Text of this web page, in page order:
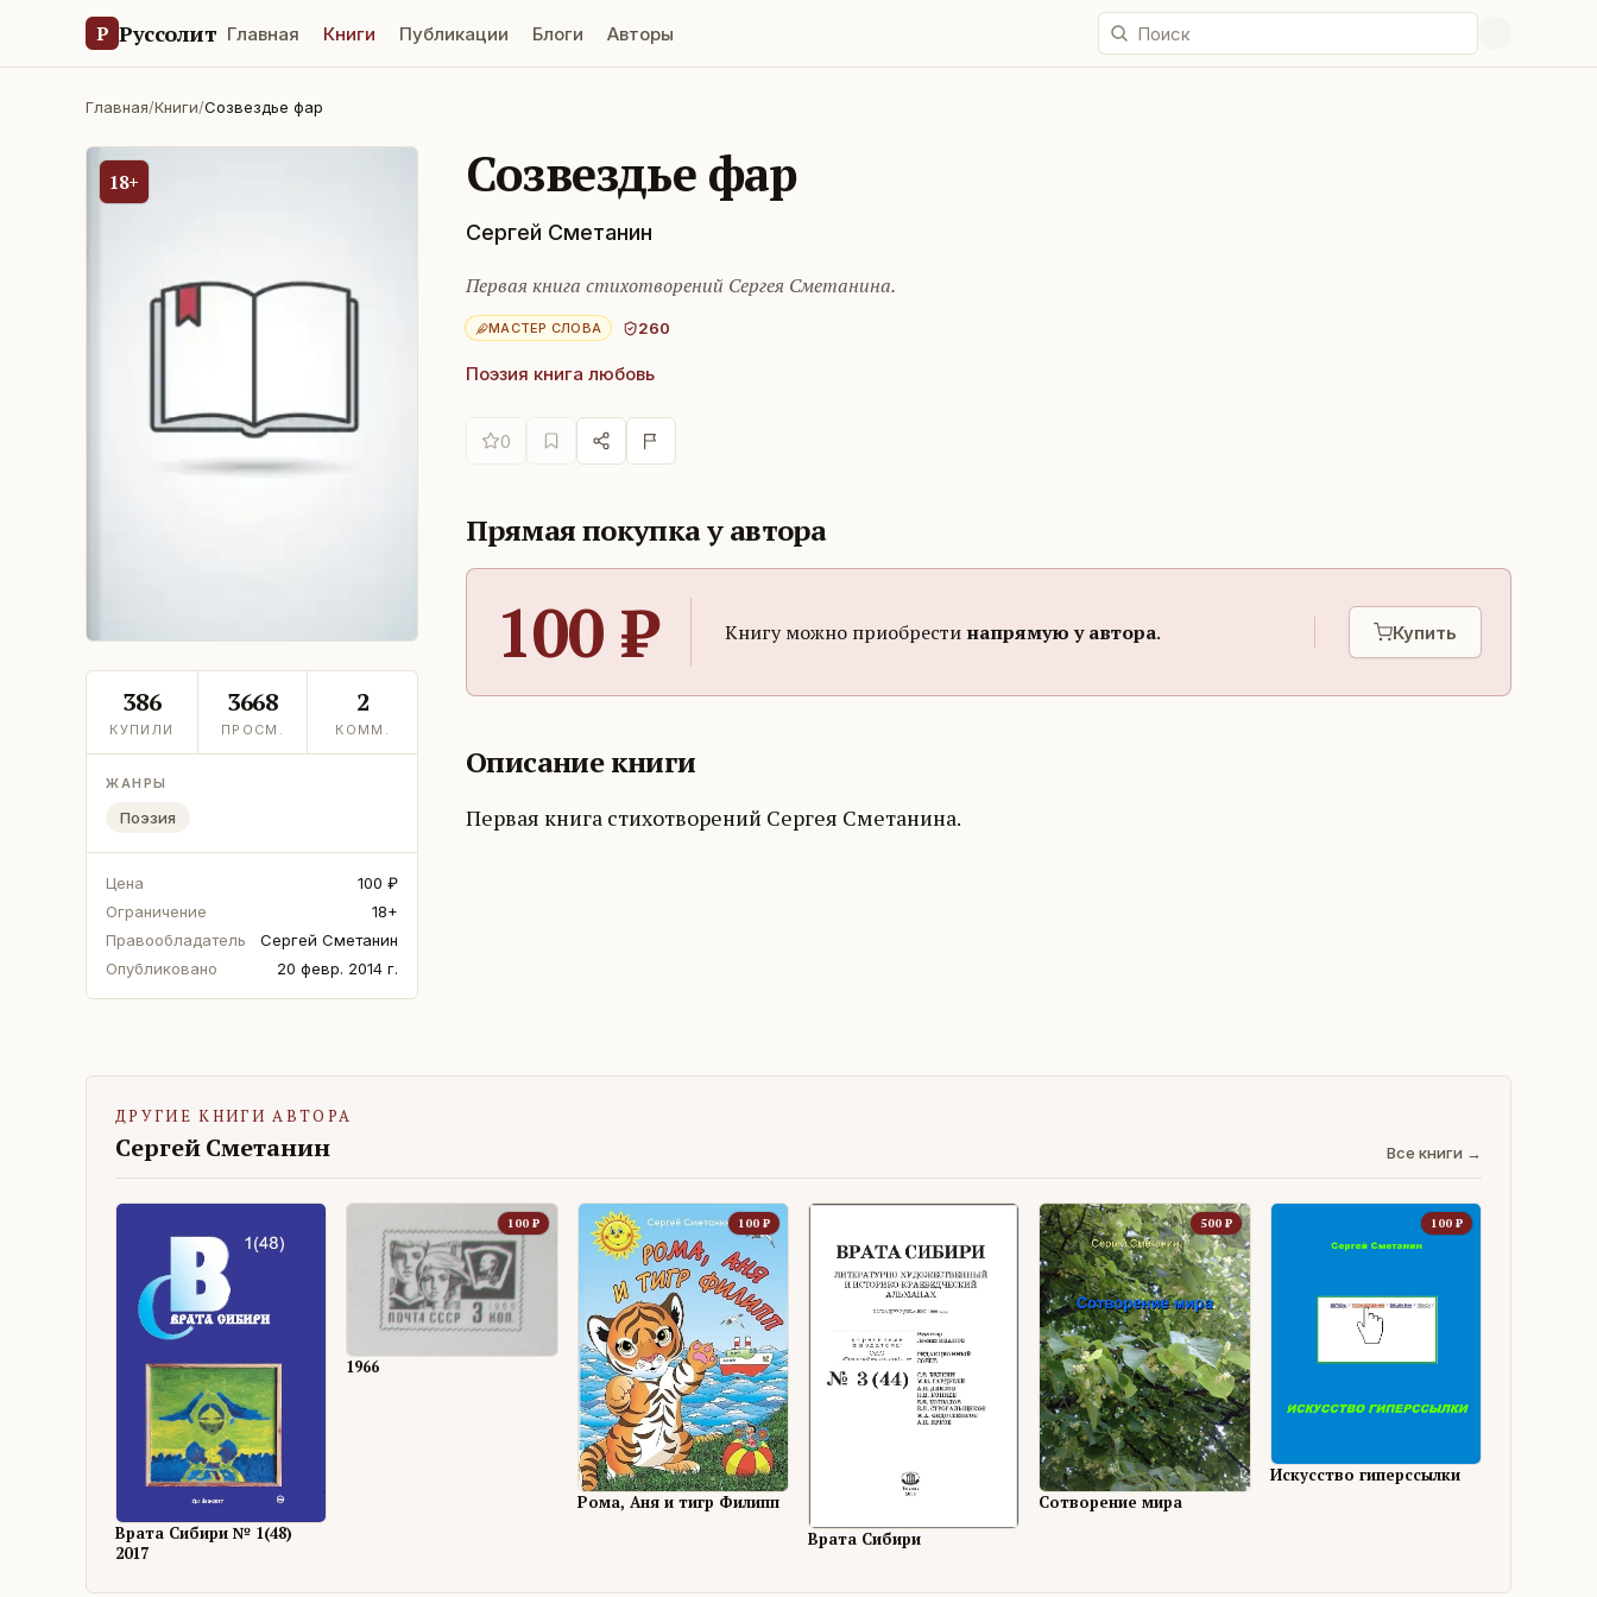
Р Руссолит Главная Книги Публикации Блоги Авторы
Главная/Книги/Созвездье фар
18+
386
КУПИЛИ
3668
ПРОСМ.
2
КОММ.
ЖАНРЫ
Поэзия
Цена
100 ₽
Ограничение
18+
Правообладатель
Сергей Сметанин
Опубликовано
20 февр. 2014 г.
Созвездье фар
Сергей Сметанин
Первая книга стихотворений Сергея Сметанина.
МАСТЕР СЛОВА 260
Поэзия книга любовь
0
Прямая покупка у автора
100 ₽ Книгу можно приобрести напрямую у автора. Купить
Описание книги
Первая книга стихотворений Сергея Сметанина.
ДРУГИЕ КНИГИ АВТОРА
Сергей Сметанин Все книги →
Врата Сибири № 1(48)
2017
100₽
1966
100₽
Рома, Аня и тигр Филипп
Врата Сибири
500₽
Сотворение мира
100₽
Искусство гиперссылки